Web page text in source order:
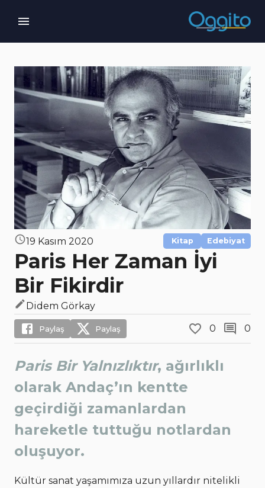
19 Kasım 2020 Kitap Edebiyat
Paris Her Zaman İyi
Bir Fikirdir
Didem Görkay
Paylaş Paylaş 0 0
Paris Bir Yalnızlıktır, ağırlıklı
olarak Andaç’ın kentte
geçirdiği zamanlardan
hareketle tuttuğu notlardan
oluşuyor.
Kültür sanat yaşamımıza uzun yıllardır nitelikli